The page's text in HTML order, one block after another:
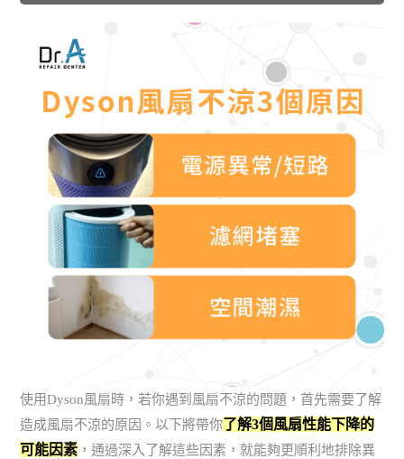
使用Dyson風扇時，若你遇到風扇不涼的問題，首先需要了解
造成風扇不涼的原因。以下將帶你了解3個風扇性能下降的
可能因素 ，通過深入了解這些因素，就能夠更順利地排除異